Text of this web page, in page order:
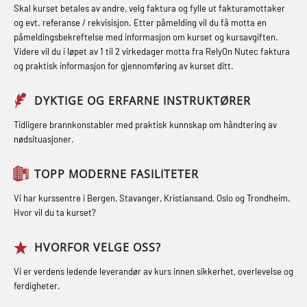
Fallsikring (FAR108)
Førstehjelp – repetisjon (OFA102)
Førstehjelp grunnkurs (OFABLE101)
GOC sertifikat grunnleggende
(GMDSS) (MRC101)
GOC sertifikat repetisjon (GMDSS)
(MRC102)
GSK Sikkerhetskurs offshore for
oljearbeidere (OBS1055)
GWO: BST – Offshore (Blended with
(RBSBLE018)
STCW kombi oppdatering offiserer
og med.behandling (MBS134)
STCW Kombi Oppdatering Offiserer
og Medisinsk Behandling med
Webinar (MBS1341)
STCW Oppdatering for offiserer 24 t
(MBS114)
STCW Medisinsk førstehjelp (MFA1081)
STCW Medisinsk førstehjelp
oppdatering (MBSBLE025)
STCW Oppdatering Medisinsk
Påbygging fra Offshore Norge til
Hjertestarter brukerkurs (OFA107)
Røykdykking industrivern –
repetisjon (LFI105)
Sikkerhetskurs for ansatte på
oppdrettsanlegg (LBS100)
Ulykkesgransking – Webinar (LSP103)
(LFI100)
Skal kurset betales av andre, velg faktura og fylle ut fakturamottaker
og evt. referanse / rekvisisjon. Etter påmelding vil du få motta en
påmeldingsbekreftelse med informasjon om kurset og kursavgiften.
Videre vil du i løpet av 1 til 2 virkedager motta fra RelyOn Nutec faktura
og praktisk informasjon for gjennomføring av kurset ditt.
DYKTIGE OG ERFARNE INSTRUKTØRER
Tidligere brannkonstabler med praktisk kunnskap om håndtering av
nødsituasjoner.
TOPP MODERNE FASILITETER
Vi har kurssentre i Bergen, Stavanger, Kristiansand, Oslo og Trondheim.
Hvor vil du ta kurset?
HVORFOR VELGE OSS?
Vi er verdens ledende leverandør av kurs innen sikkerhet, overlevelse og
ferdigheter.